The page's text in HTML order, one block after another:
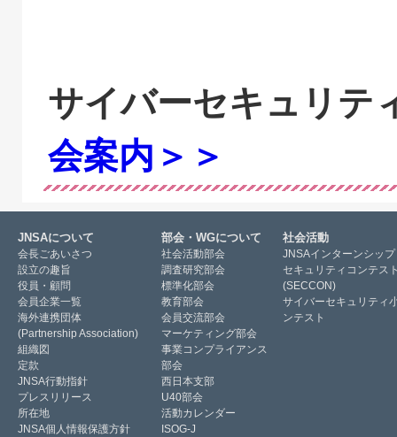
サイバーセキュリテ
会案内＞＞
JNSAについて
会長ごあいさつ
設立の趣旨
役員・顧問
会員企業一覧
海外連携団体
(Partnership Association)
組織図
定款
JNSA行動指針
プレスリリース
所在地
JNSA個人情報保護方針
部会・WGについて
社会活動部会
調査研究部会
標準化部会
教育部会
会員交流部会
マーケティング部会
事業コンプライアンス
部会
西日本支部
U40部会
活動カレンダー
ISOG-J
社会活動
JNSAインターンシップ
セキュリティコンテス
(SECCON)
サイバーセキュリティ
ンテスト